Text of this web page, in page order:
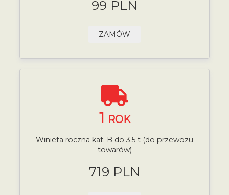
99 PLN
ZAMÓW
1 ROK
Winieta roczna kat. B do 3.5 t (do przewozu
towarów)
719 PLN